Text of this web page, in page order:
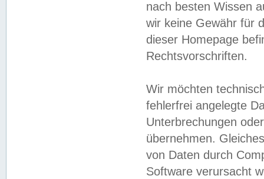
nach besten Wissen
wir keine Gewähr für
dieser Homepage
Rechtsvorschriften.
Wir möchten
fehlerfrei angelegte
Unterbrechungen
übernehmen.
von Daten durch
Software verursacht